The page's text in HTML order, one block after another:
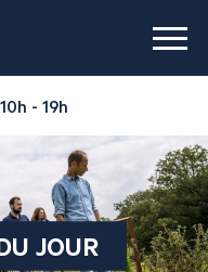
10h - 19h
JOUR